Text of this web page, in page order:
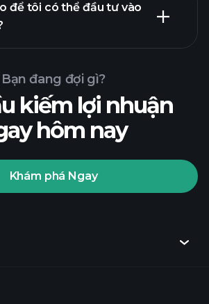
để tôi có thể đầu tư vào
Bạn đang đợi gì?
kiếm lợi nhuận
hôm nay
Khám phá Ngay